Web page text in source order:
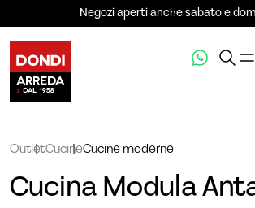
Negozi aperti anche sabato e
OutletCucineCucine moderne
Cucina Modula